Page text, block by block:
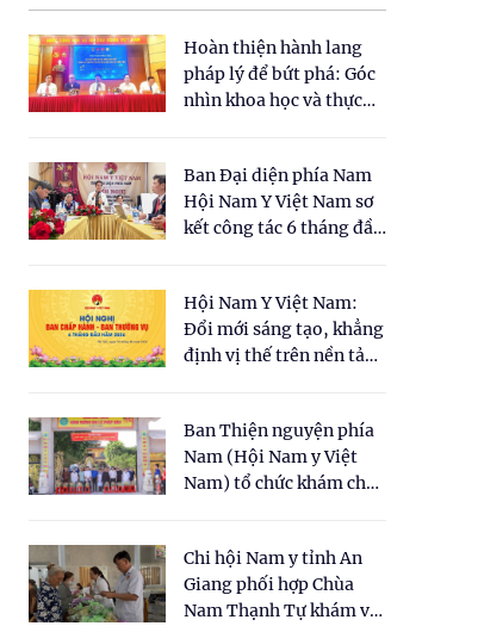
Hoàn thiện hành lang
pháp lý để bứt phá: Góc
nhìn khoa học và thực
cho Luật Y dược cổ
truyền Việt Nam"
Ban Đại diện phía Nam
Hội Nam Y Việt Nam sơ
kết công tác 6 tháng đầu
Hội Nam Y Việt Nam:
Đổi mới sáng tạo, khẳng
định vị thế trên nền tảng
Ban Thiện nguyện phía
Nam (Hội Nam y Việt
Nam) tổ chức khám chữa
dân tại xã Tân Tập
Chi hội Nam y tỉnh An
Giang phối hợp Chùa
Nam Thạnh Tự khám và